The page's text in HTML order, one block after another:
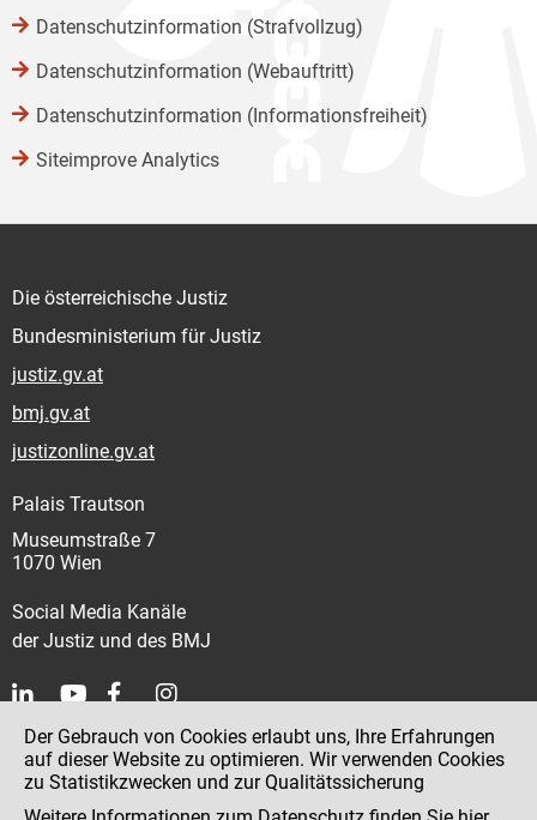
Datenschutzinformation (Strafvollzug)
Datenschutzinformation (Webauftritt)
Datenschutzinformation (Informationsfreiheit)
Siteimprove Analytics
Die österreichische Justiz
Bundesministerium für Justiz
justiz.gv.at
bmj.gv.at
justizonline.gv.at
Palais Trautson
Museumstraße 7
1070 Wien
Social Media Kanäle
der Justiz und des BMJ
Kontakt
Impressum
Der Gebrauch von Cookies erlaubt uns, Ihre Erfahrungen
auf dieser Website zu optimieren. Wir verwenden Cookies
zu Statistikzwecken und zur Qualitätssicherung